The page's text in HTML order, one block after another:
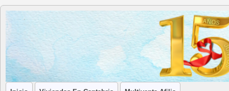
Blog de
Afilia
Inmobiliarias
LA ASOCIACIÓN DE LOS PROFESIONALES INMOBILIARIOS